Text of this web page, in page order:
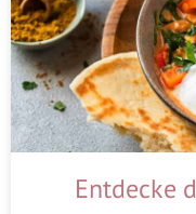
Entdecke